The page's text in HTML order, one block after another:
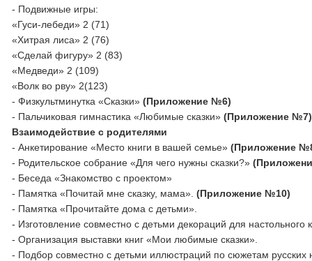
- Подвижные игры:
«Гуси-лебеди» 2 (71)
«Хитрая лиса» 2 (76)
«Сделай фигуру» 2 (83)
«Медведи» 2 (109)
«Волк во рву» 2(123)
- Физкультминутка «Сказки»(Приложение №6)
- Пальчиковая гимнастика «Любимые сказки»(Приложение №7)
Взаимодействие с родителями
- Анкетирование «Место книги в вашей семье»(Приложение
- Родительское собрание «Для чего нужны сказки?»
- Беседа «Знакомство с проектом»
- Памятка «Почитай мне сказку, мама».(Приложение №10)
- Памятка «Прочитайте дома с детьми».
- Изготовление совместно с детьми декораций для настольного
- Организация выставки книг «Мои любимые сказки».
- Подбор совместно с детьми иллюстраций по сюжетам русских